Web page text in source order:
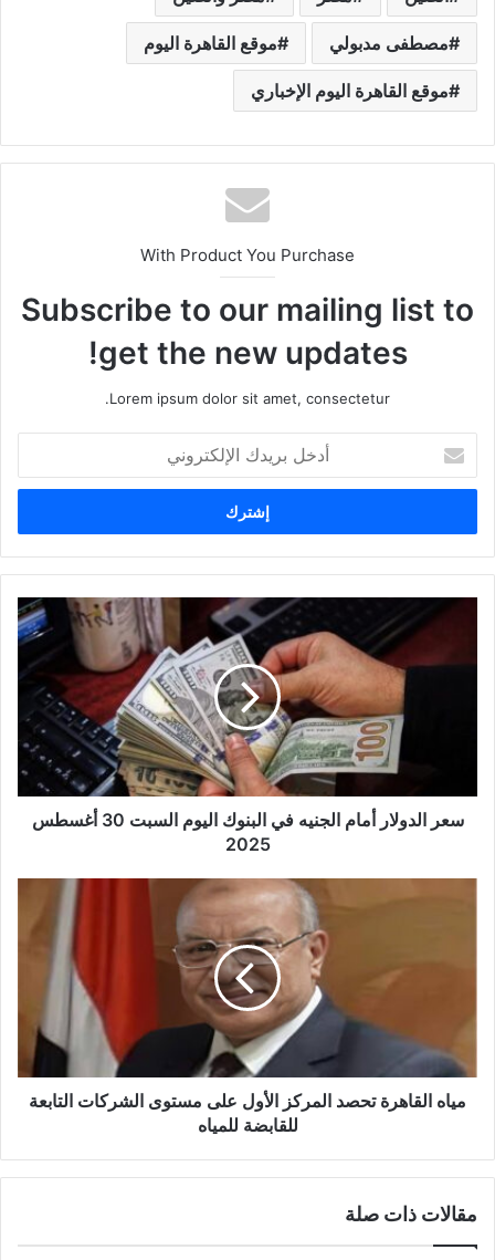
مصطفى مدبولي موقع القاهرة اليوم
موقع القاهرة اليوم الإخباري
With Product You Purchase
Subscribe to our mailing list to
get the new updates!
Lorem ipsum dolor sit amet, consectetur.
خ
ب
ر
سعر الدولار أمام الجنيه في البنوك اليوم السبت 30 أغسطس
2025
مياه القاهرة تحصد المركز الأول على مستوى الشركات التابعة
للقابضة للمياه
مقالات ذات صلة